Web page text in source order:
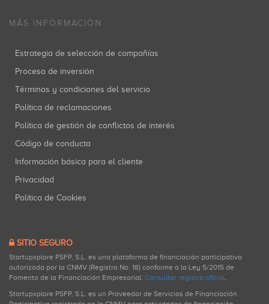
MÁS INFORMACIÓN
Estrategia de selección de compañías
Proceso de inversión
Términos y condiciones del servicio
Política de reclamaciones
Política de gestión de conflictos de interés
Código de conducta
Información básica para el cliente
Privacidad
Política de Cookies
SITIO SEGURO
Startupxplore PSFP, S.L. es una plataforma de financiación participativa
autorizada por la CNMV (Registro No. 18) conforme a la Ley 5/2015 de
Fomento de la Financiación Empresarial. Consultar registro oficial.
Startupxplore PSFP, S.L. es un Proveedor de Servicios de Financiación